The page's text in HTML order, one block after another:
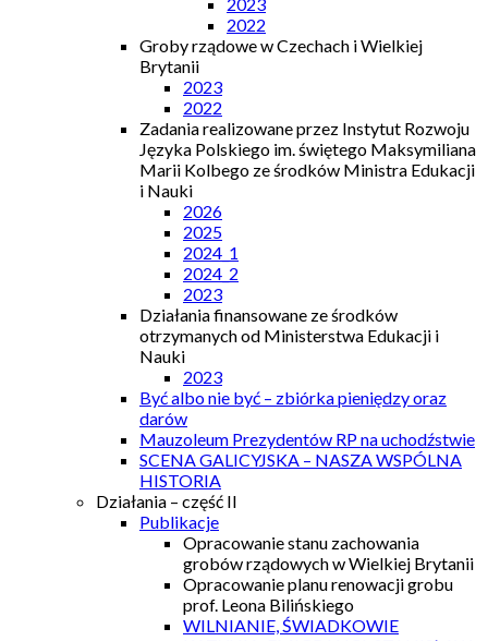
2022
Groby rządowe w Czechach i Wielkiej
Brytanii
2023
2022
Zadania realizowane przez Instytut Rozwoju
Języka Polskiego im. świętego Maksymiliana
Marii Kolbego ze środków Ministra Edukacji
i Nauki
2026
2025
2024_1
2024_2
2023
Działania finansowane ze środków
otrzymanych od Ministerstwa Edukacji i
Nauki
2023
Być albo nie być – zbiórka pieniędzy oraz
darów
Mauzoleum Prezydentów RP na uchodźstwie
SCENA GALICYJSKA – NASZA WSPÓLNA
HISTORIA
Działania – część II
Publikacje
Opracowanie stanu zachowania
grobów rządowych w Wielkiej Brytanii
Opracowanie planu renowacji grobu
prof. Leona Bilińskiego
WILNIANIE, ŚWIADKOWIE